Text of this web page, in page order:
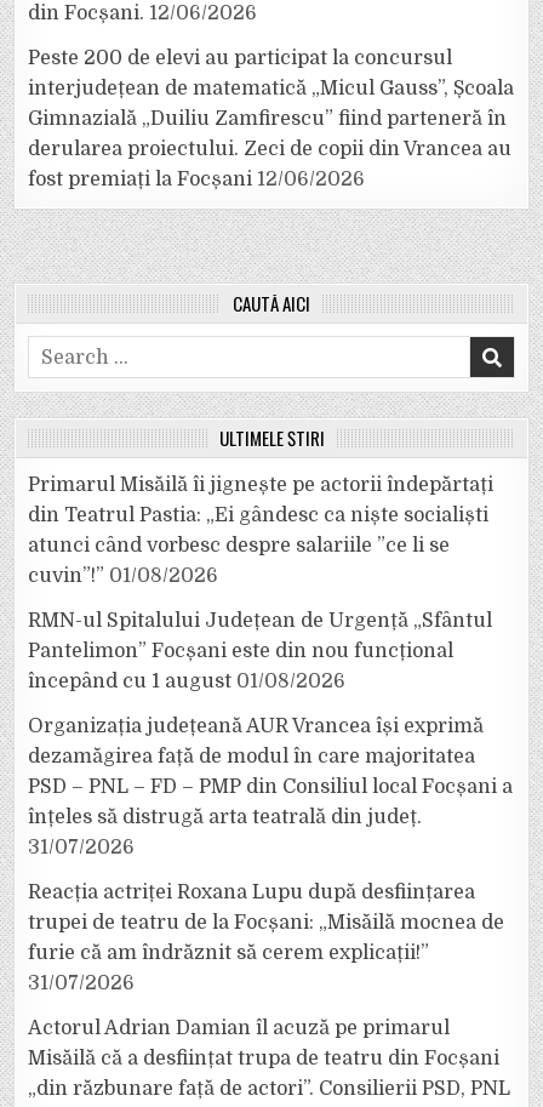
din Focșani. 12/06/2026
Peste 200 de elevi au participat la concursul
interjudețean de matematică „Micul Gauss”, Școala
Gimnazială „Duiliu Zamfirescu” fiind parteneră în
derularea proiectului. Zeci de copii din Vrancea au
fost premiați la Focșani 12/06/2026
CAUTĂ AICI
Search
for:
ULTIMELE ȘTIRI
Primarul Misăilă îi jignește pe actorii îndepărtați
din Teatrul Pastia: „Ei gândesc ca niște socialiști
atunci când vorbesc despre salariile ”ce li se
cuvin”!” 01/08/2026
RMN-ul Spitalului Județean de Urgență „Sfântul
Pantelimon” Focșani este din nou funcțional
începând cu 1 august 01/08/2026
Organizația județeană AUR Vrancea își exprimă
dezamăgirea față de modul în care majoritatea
PSD – PNL – FD – PMP din Consiliul local Focșani a
înțeles să distrugă arta teatrală din județ.
31/07/2026
Reacția actriței Roxana Lupu după desființarea
trupei de teatru de la Focșani: „Misăilă mocnea de
furie că am îndrăznit să cerem explicații!”
31/07/2026
Actorul Adrian Damian îl acuză pe primarul
Misăilă că a desființat trupa de teatru din Focșani
„din răzbunare față de actori”. Consilierii PSD, PNL